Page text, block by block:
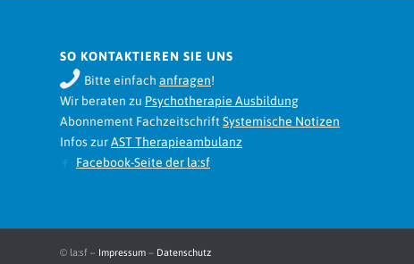
SO KONTAKTIEREN SIE UNS
Bitte einfach anfragen!
Wir beraten zu Psychotherapie Ausbildung
Abonnement Fachzeitschrift Systemische Notizen
Infos zurAST Therapieambulanz
Facebook-Seite der la:sf
© la:sf – Impressum – Datenschutz